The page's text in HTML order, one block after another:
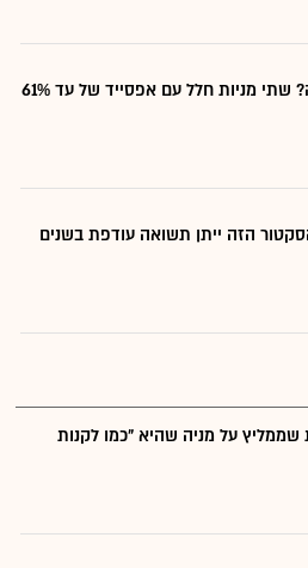
הזה ייתן תשואה עודפת בשנים
על מניה שהיא "כמו לקנות